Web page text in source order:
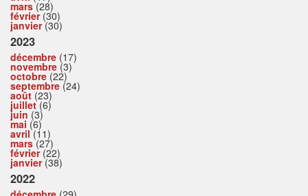
mars(28)
février(30)
janvier(30)
2023
décembre (17)
novembre (3)
octobre (22)
septembre (24)
août (23)
juillet(6)
juin (3)
mai (6)
avril(11)
mars(27)
février(22)
janvier(38)
2022